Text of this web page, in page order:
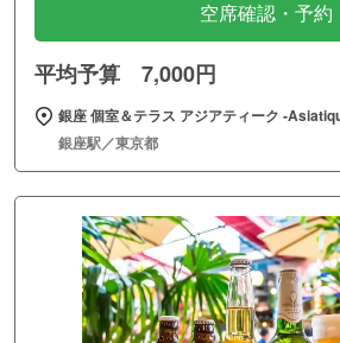
空席確認・予約
平均予算 7,000円
銀座 個室＆テラス アジアティーク
銀座駅／東京都